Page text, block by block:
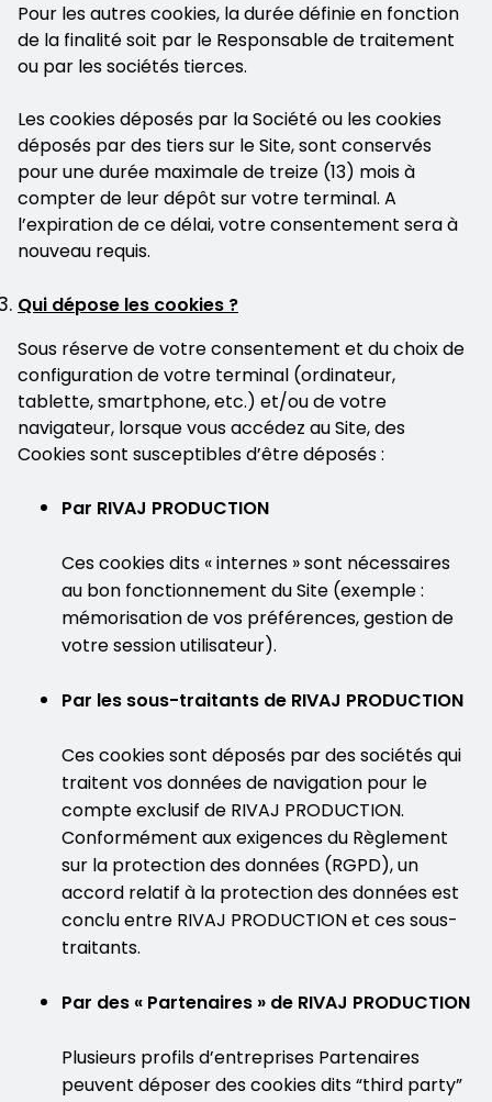
Pour les autres cookies, la durée définie en fonction
de la finalité soit par le Responsable de traitement
ou par les sociétés tierces.
Les cookies déposés par la Société ou les cookies
déposés par des tiers sur le Site, sont conservés
pour une durée maximale de treize (13) mois à
compter de leur dépôt sur votre terminal. A
l’expiration de ce délai, votre consentement sera à
nouveau requis.
Qui dépose les cookies ?
Sous réserve de votre consentement et du choix de
configuration de votre terminal (ordinateur,
tablette, smartphone, etc.) et/ou de votre
navigateur, lorsque vous accédez au Site, des
Cookies sont susceptibles d’être déposés :
Par RIVAJ PRODUCTION
Ces cookies dits « internes » sont nécessaires
au bon fonctionnement du Site (exemple :
mémorisation de vos préférences, gestion de
votre session utilisateur).
Par les sous-traitants de RIVAJ PRODUCTION
Ces cookies sont déposés par des sociétés qui
traitent vos données de navigation pour le
compte exclusif de RIVAJ PRODUCTION.
Conformément aux exigences du Règlement
sur la protection des données (RGPD), un
accord relatif à la protection des données est
conclu entre RIVAJ PRODUCTION et ces sous-
traitants.
Par des « Partenaires » de RIVAJ PRODUCTION
Plusieurs profils d’entreprises Partenaires
peuvent déposer des cookies dits “third party”